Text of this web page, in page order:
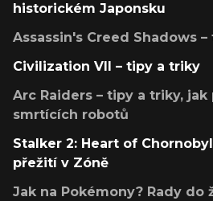
historickém Japonsku
Assassin's Creed Shadows
Civilization VII – tipy a triky
Arc Raiders – tipy a triky,
smrtících robotů
Stalker 2: Heart of
přežití v Zóně
Jak na Pokémony? Rady do